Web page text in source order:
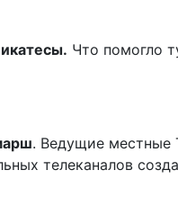
Что помогло
. Ведущие местные
телеканалов